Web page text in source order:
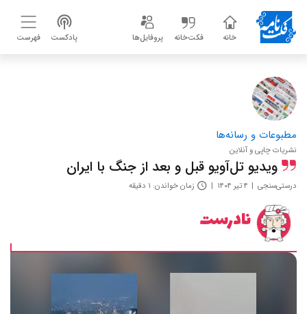
خانه فکت‌خانه پروفایل‌ها پادکست فهرست
مطبوعات و رسانه‌ها
نشریات چاپی و آنلاین
ویدیو تل‌آویو قبل و بعد از جنگ با ایران
درستی‌سنجی ۴ تیر ۱۴۰۴ زمان خواندن: ۱ دقیقه
نادرست